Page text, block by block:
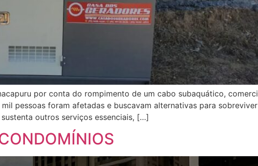
por conta do rompimento de um cabo subaquático,
pessoas foram afetadas e buscavam alternativas para
outros serviços essenciais, […]